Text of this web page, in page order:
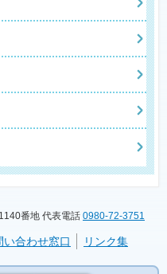
番地 代表電話 0980-72-3751
い合わせ窓口 リンク集